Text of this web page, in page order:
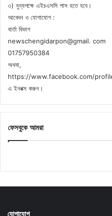
৩) নুন্যপক্ষে এইচএসসি পাস হতে হবে।
আবেদন ও যোগাযোগ :
বার্তা বিভাগ
newschengidarpon@gmail. com
01757950384
অথবা,
https://www.facebook.com/
এ ইনবক্স করুন।
ফেসবুকে আমরা
যোগাযোগ